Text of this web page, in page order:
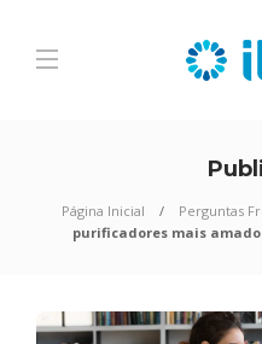
Página Inicial Perguntas
purificadores mais